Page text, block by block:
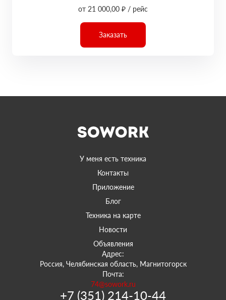
от 21 000,00 ₽ / рейс
Заказать
У меня есть техника
Контакты
Приложение
Блог
Техника на карте
Новости
Объявления
Адрес:
Россия, Челябинская область, Магнитогорск
Почта:
74@sowork.ru
+7 (351) 214-10-44